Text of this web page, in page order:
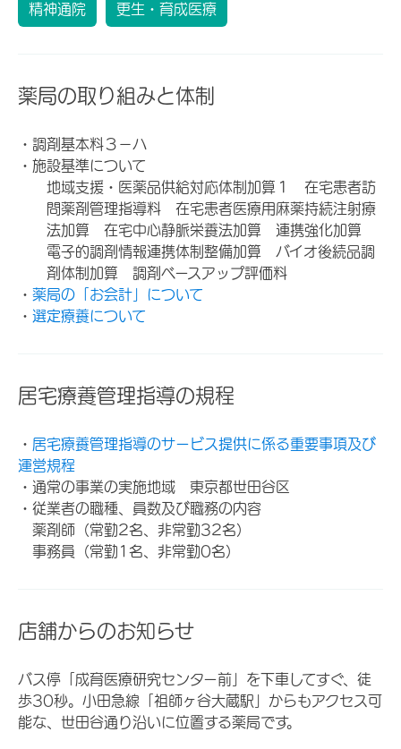
精神通院 更生・育成医療
薬局の取り組みと体制
・調剤基本料３－ハ
・施設基準について
地域支援・医薬品供給対応体制加算１ 在宅患者訪
問薬剤管理指導料 在宅患者医療用麻薬持続注射療
法加算 在宅中心静脈栄養法加算 連携強化加算
電子的調剤情報連携体制整備加算 バイオ後続品調
剤体制加算 調剤ベースアップ評価料
・ 薬局の「お会計」について
・ 選定療養について
居宅療養管理指導の規程
・ 居宅療養管理指導のサービス提供に係る重要事項及び
運営規程
・通常の事業の実施地域 東京都世田谷区
・従業者の職種、員数及び職務の内容
薬剤師（常勤2名、非常勤32名）
事務員（常勤1名、非常勤0名）
店舗からのお知らせ
バス停「成育医療研究センター前」を下車してすぐ、徒
歩30秒。小田急線「祖師ヶ谷大蔵駅」からもアクセス可
能な、世田谷通り沿いに位置する薬局です。